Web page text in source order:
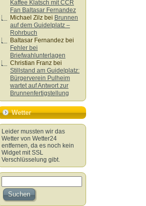
Kaffee Klatsch mit CCR
Fan Baltasar Fernandez
Michael Zilz bei Brunnen
auf dem Guidelplatz –
Rohrbuch
Baltasar Fernandez bei
Fehler bei
Briefwahlunterlagen
Christian Franz bei
Stillstand am Guidelplatz:
Bürgerverein Pulheim
wartet auf Antwort zur
Brunnenfertigstellung
Wetter
Leider mussten wir das
Wetter von Wetter24
entfernen, da es noch kein
Widget mit SSL
Verschlüsselung gibt.